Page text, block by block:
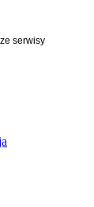
się w nowej karcie
serwisy